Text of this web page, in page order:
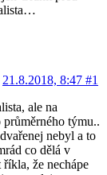
21.8.2018, 8:47 #1
ale na
týmu..
nebyl a to
co dělá v
že nechápe